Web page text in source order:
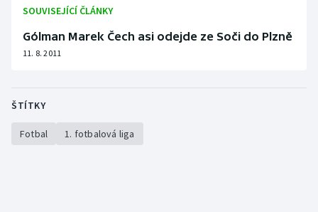
Plážový volejbal
Ragby
Rychlostní kanoistika
SOUVISEJÍCÍ ČLÁNKY
Gólman Marek Čech asi odejde ze Soči do Plzně
11. 8. 2011
ŠTÍTKY
Fotbal 1. fotbalová liga